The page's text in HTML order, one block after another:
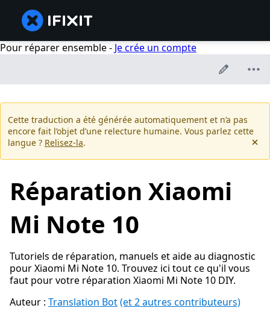
Pour réparer ensemble - Je crée un compte
Cette traduction a été générée automatiquement et n’a pas
encore fait l’objet d’une relecture humaine. Vous parlez cette
langue ? Relisez-la.
Réparation Xiaomi
Mi Note 10
Tutoriels de réparation, manuels et aide au diagnostic
pour Xiaomi Mi Note 10. Trouvez ici tout ce qu'il vous
faut pour votre réparation Xiaomi Mi Note 10 DIY.
Auteur : Translation Bot(et 2 autres contributeurs)